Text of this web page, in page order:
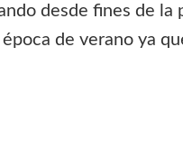
desde fines de la
de verano ya